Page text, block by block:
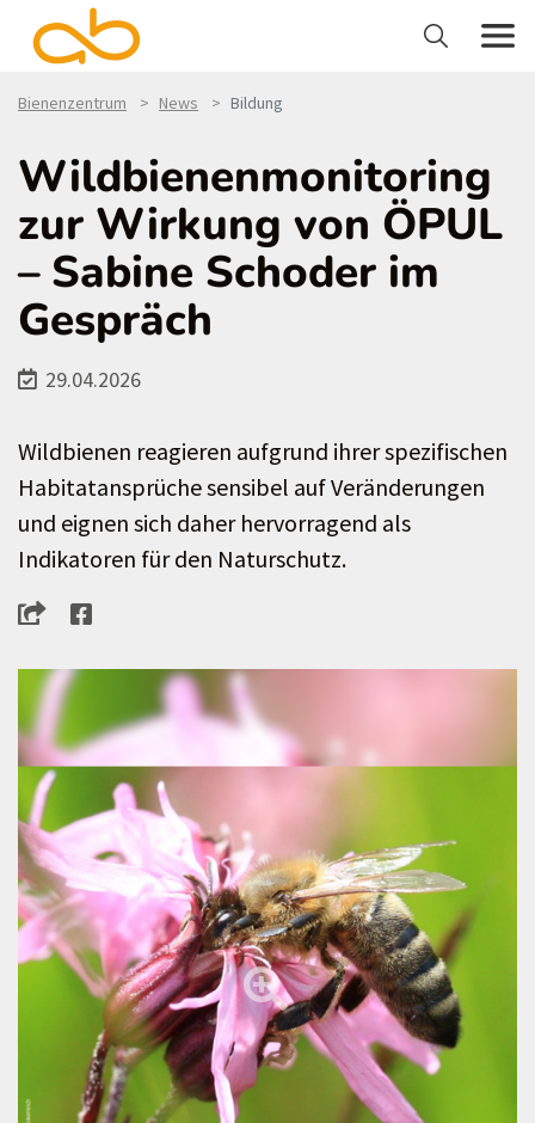
Bienenzentrum News Bildung
Wildbienenmonitoring
zur Wirkung von ÖPUL
– Sabine Schoder im
Gespräch
29.04.2026
Wildbienen reagieren aufgrund ihrer spezifischen
Habitatansprüche sensibel auf Veränderungen
und eignen sich daher hervorragend als
Indikatoren für den Naturschutz.